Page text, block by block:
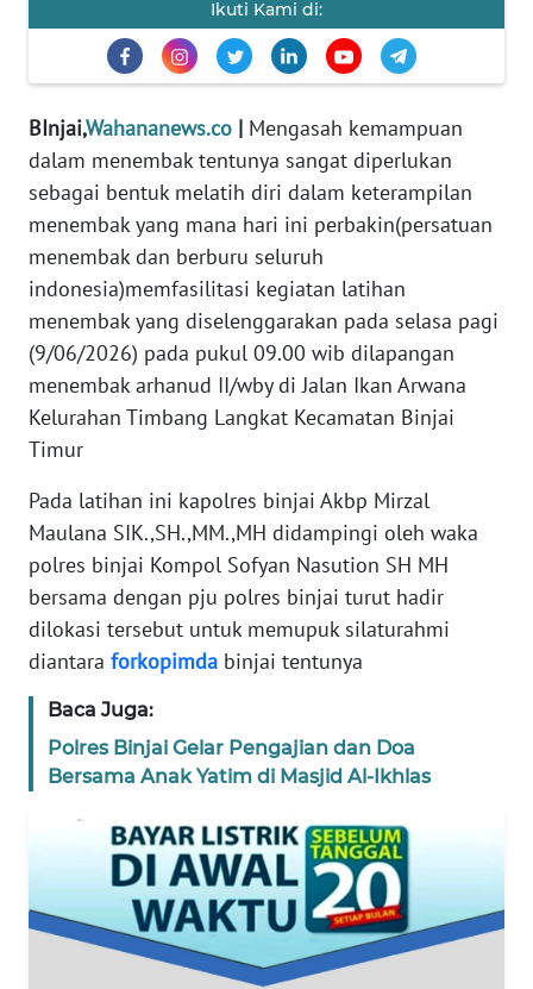
Ikuti Kami di:
BInjai,Wahananews.co | Mengasah kemampuan
dalam menembak tentunya sangat diperlukan
sebagai bentuk melatih diri dalam keterampilan
menembak yang mana hari ini perbakin(persatuan
menembak dan berburu seluruh
indonesia)memfasilitasi kegiatan latihan
menembak yang diselenggarakan pada selasa pagi
(9/06/2026) pada pukul 09.00 wib dilapangan
menembak arhanud II/wby di Jalan Ikan Arwana
Kelurahan Timbang Langkat Kecamatan Binjai
Timur
Pada latihan ini kapolres binjai Akbp Mirzal
Maulana SIK.,SH.,MM.,MH didampingi oleh waka
polres binjai Kompol Sofyan Nasution SH MH
bersama dengan pju polres binjai turut hadir
dilokasi tersebut untuk memupuk silaturahmi
diantara forkopimda binjai tentunya
Baca Juga:
Polres Binjai Gelar Pengajian dan Doa
Bersama Anak Yatim di Masjid Al-Ikhlas
DISCLAIMER
Wahana
News
Regional
WN
SUMUT
WN
JAKARTA
WN
BANTEN
WN
NTT
WN
KEPRI
PAPUA
WN
WN